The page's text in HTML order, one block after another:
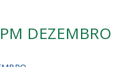
DEZEMBRO